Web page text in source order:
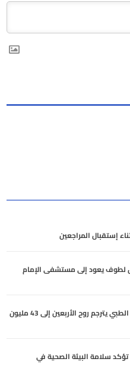
إستقبال المراجعين
لطوف يعود إلى مستشفى الإمام
في عامه العاشر: موكب “ساقي كربلاء” الطبي يترجم روح الأربعين إلى 43 مليون
تؤكد سلامة البيئة الصحية في